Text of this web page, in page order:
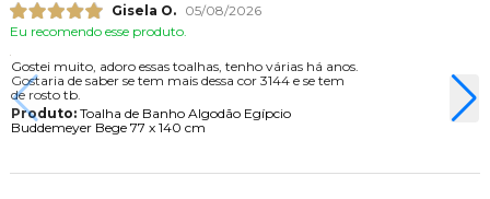
Gisela O.
05/08/2026
Eu recomendo esse produto.
Gostei muito, adoro essas toalhas, tenho várias há anos.
Gostaria de saber se tem mais dessa cor 3144 e se tem
de rosto tb.
Produto:Toalha de Banho Algodão Egípcio
Buddemeyer Bege 77 x 140 cm